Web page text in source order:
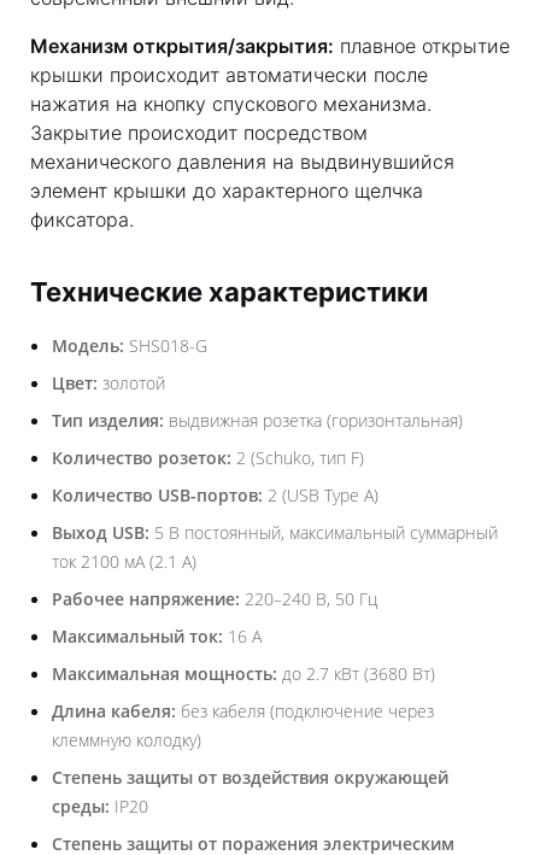
Механизм открытия/закрытия: плавное открытие
крышки происходит автоматически после
нажатия на кнопку спускового механизма.
Закрытие происходит посредством
механического давления на выдвинувшийся
элемент крышки до характерного щелчка
фиксатора.
Технические характеристики
Модель: SHS018-G
Цвет: золотой
Тип изделия: выдвижная розетка (горизонтальная)
Количество розеток: 2 (Schuko, тип F)
Количество USB-портов: 2 (USB Type A)
Выход USB: 5 В постоянный, максимальный суммарный
ток 2100 мА (2.1 А)
Рабочее напряжение: 220–240 В, 50 Гц
Максимальный ток: 16 А
Максимальная мощность: до 2.7 кВт (3680 Вт)
Длина кабеля: без кабеля (подключение через
клеммную колодку)
Степень защиты от воздействия окружающей
среды: IP20
Степень защиты от поражения электрическим